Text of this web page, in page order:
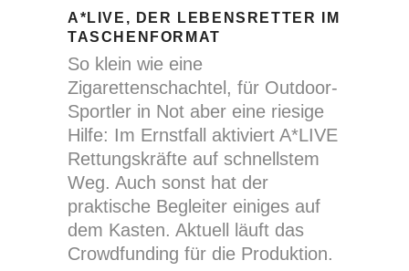
A*LIVE, DER LEBENSRETTER IM
TASCHENFORMAT
So klein wie eine
Zigarettenschachtel, für Outdoor-
Sportler in Not aber eine riesige
Hilfe: Im Ernstfall aktiviert A*LIVE
Rettungskräfte auf schnellstem
Weg. Auch sonst hat der
praktische Begleiter einiges auf
dem Kasten. Aktuell läuft das
Crowdfunding für die Produktion.